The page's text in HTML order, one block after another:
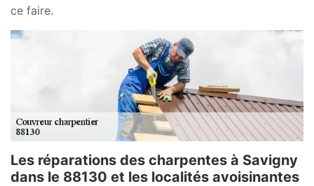
ce faire.
Les réparations des charpentes à Savigny
dans le 88130 et les localités avoisinantes